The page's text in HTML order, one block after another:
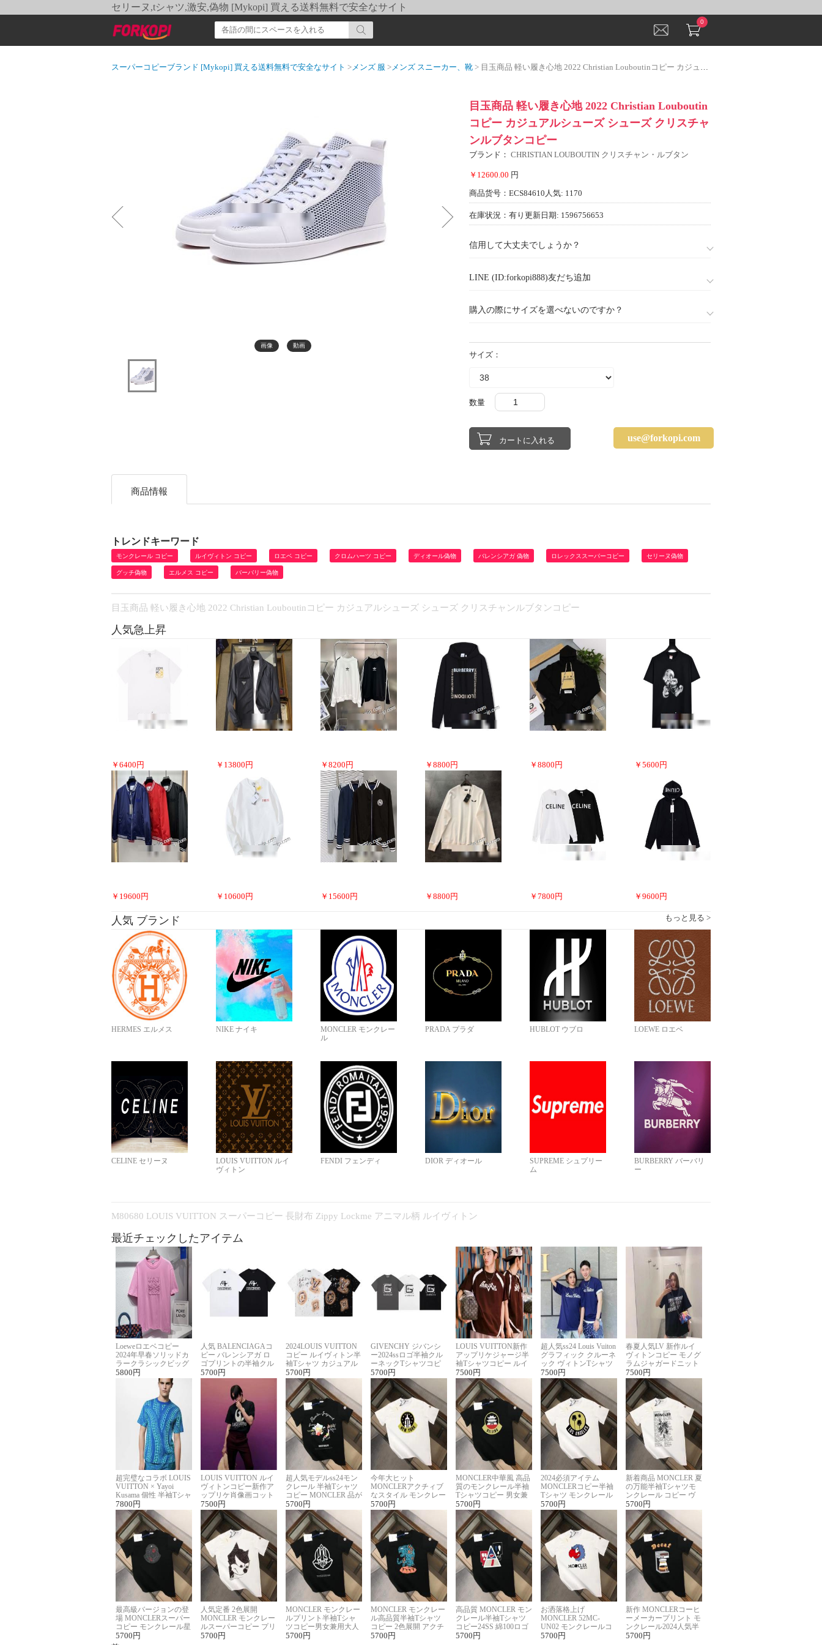
セリーヌ,tシャツ,激安,偽物 [Mykopi] 買える送料無料で安全なサイト
0
スーパーコピーブランド [Mykopi] 買える送料無料で安全なサイト >メンズ 服 >メンズ スニーカー、靴 > 目玉商品 軽い履き心地 2022 Christian Louboutinコピー カジュアルシューズ シューズ クリスチャンルブタンコピー
画像 動画
目玉商品 軽い履き心地 2022 Christian Louboutin
コピー カジュアルシューズ シューズ クリスチャ
ンルブタンコピー
ブランド： CHRISTIAN LOUBOUTIN クリスチャン・ルブタン
￥12600.00 円
商品货号：ECS84610 人気: 1170
在庫状況：有り 更新日期: 1596756653
信用して大丈夫でしょうか？
LINE (ID:forkopi888)友だち追加
購入の際にサイズを選べないのですか？
サイズ：
数量
use@forkopi.com
商品情報
トレンドキーワード
モンクレール コピー ルイヴィトン コピー ロエベ コピー クロムハーツ コピー ディオール偽物 バレンシアガ 偽物 ロレックススーパーコピー セリーヌ偽物
グッチ偽物 エルメス コピー バーバリー偽物
目玉商品 軽い履き心地 2022 Christian Louboutinコピー カジュアルシューズ シューズ クリスチャンルブタンコピー
人気急上昇
￥ 6400 円 ￥ 13800 円 ￥ 8200 円 ￥ 8800 円 ￥ 8800 円 ￥ 5600 円
￥ 19600 円 ￥ 10600 円 ￥ 15600 円 ￥ 8800 円 ￥ 7800 円 ￥ 9600 円
人気 ブランド もっと見る >
HERMES エルメス NIKE ナイキ
MONCLER モンクレー
ル
PRADA プラダ HUBLOT ウブロ LOEWE ロエベ
CELINE セリーヌ
LOUIS VUITTON ルイ
ヴィトン
FENDI フェンディ DIOR ディオール
SUPREME シュプリー
ム
BURBERRY バーバリ
ー
M80680 LOUIS VUITTON スーパーコピー 長財布 Zippy Lockme アニマル柄 ルイヴィトン
最近チェックしたアイテム
Loeweロエベコピー
2024年早春ソリッドカ
ラークラシックビッグ
ロゴ刺繍Tシャツ
5800 円
人気 BALENCIAGAコ
ピー バレンシアガ ロ
ゴプリントの半袖クル
ーネックTシャツ
5700 円
2024LOUIS VUITTON
コピー ルイヴィトン半
袖Tシャツ カジュアル
に馴染む 2色展開
5700 円
GIVENCHY ジバンシ
ー2024ssロゴ半袖クル
ーネックTシャツコピ
ー ユニセックス
5700 円
LOUIS VUITTON新作
アップリケジャージ半
袖Tシャツコピー ルイ
ヴィトン着回し抜群
7500 円
超人気ss24 Louis Vuiton
グラフィック クルーネ
ック ヴィトンTシャツ
スーパーコピー
7500 円
春夏人気LV 新作ルイ
ヴィトンコピー モノグ
ラムジャガードニット
半袖Tシャツ男女兼用
7500 円
超完璧なコラボ LOUIS
VUITTON × Yayoi
Kusama 個性 半袖Tシャ
ツコピー男女兼用
7800 円
LOUIS VUITTON ルイ
ヴィトンコピー新作ア
ップリケ肖像画コット
ンニット半袖Tシャツ
7500 円
超人気モデルss24モン
クレール 半袖Tシャツ
コピー MONCLER 品が
良く見た目
5700 円
今年大ヒット
MONCLERアクチィブ
なスタイル モンクレー
ルコピー半袖Tシャツ
5700 円
MONCLER中華風 高品
質のモンクレール半袖
Tシャツコピー 男女兼
用 着回し抜群
5700 円
2024必須アイテム
MONCLERコピー半袖
Tシャツ モンクレール
夏らしいプリント
5700 円
新着商品 MONCLER 夏
の万能半袖Tシャツモ
ンクレール コピー ヴ
ィンテージ風
5700 円
最高級バージョンの登
場 MONCLERスーパー
コピー モンクレール星
座半袖Tシャツ
5700 円
人気定番 2色展開
MONCLER モンクレー
ルスーパーコピー プリ
ント半袖Tシャツ
5700 円
MONCLER モンクレー
ルプリント半袖Tシャ
ツコピー男女兼用大人
可愛い春夏コーデ
5700 円
MONCLER モンクレー
ル高品質半袖Tシャツ
コピー 2色展開 アクチ
ィブなスタイル
5700 円
高品質 MONCLER モン
クレール半袖Tシャツ
コピー24SS 綿100ロゴ
プリント 2色展開
5700 円
お洒落格上げ
MONCLER 52MC-
UN02 モンクレールコ
ピー半袖Tシャツ ユニ
5700 円
新作 MONCLERコーヒ
ーメーカープリント モ
ンクレール2024人気半
袖Tシャツコピー
5700 円